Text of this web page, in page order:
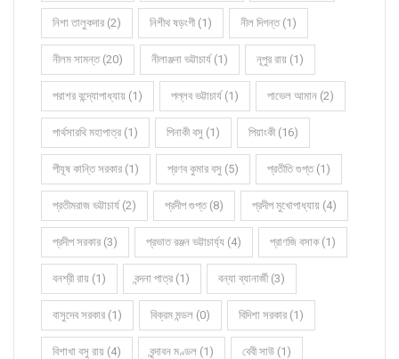
নিশা তালুকদার (2) নিশীথ ষড়ংগী (1) নীল দিগন্ত (1)
নীলম সামন্ত (20) নীলাঞ্জনা ভট্টাচার্য (1) নূপুর রায় (1)
পরাশর বন্দ্যোপাধ্যায় (1) পল্লব ভট্টাচার্য (1) পাভেল আমান (2)
পার্থসারথি মহাপাত্র (1) পিনাকী বসু (1) পিয়াংকী (16)
পীযূষ কান্তি সরকার (1) প্রণব কুমার বসু (5) প্রতীতি গুপ্ত (1)
প্রতীমরাজ ভট্টাচার্য (2) প্রদীপ গুপ্ত (8) প্রদীপ মুখোপাধ্যায় (4)
প্রদীপ সরকার (3) প্রভাত রঞ্জন ভট্টাচার্য্য (4) প্রাণজি বসাক (1)
বনশ্রী রায় (1) বন্দনা পাত্র (1) বন্যা ব্যানার্জী (3)
বাসুদেব সরকার (1) বিক্রম মন্ডল (0) বিদিশা সরকার (1)
বিশাখা বসু রায় (4) বৃন্দাবন মণ্ডল (1) বেবী সাউ (1)